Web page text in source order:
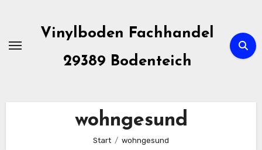
springen
Vinylboden Fachhandel
29389 Bodenteich
wohngesund
Start wohngesund